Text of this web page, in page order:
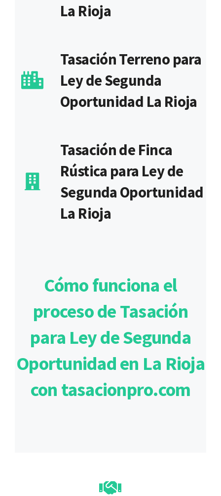
La Rioja
Tasación Terreno para
Ley de Segunda
Oportunidad La Rioja
Tasación de Finca
Rústica para Ley de
Segunda Oportunidad
La Rioja
Cómo funciona el
proceso de Tasación
para Ley de Segunda
Oportunidad en La Rioja
con tasacionpro.com